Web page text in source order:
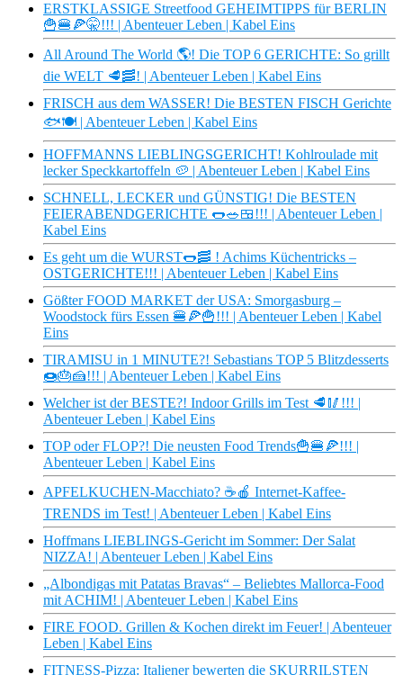
ERSTKLASSIGE Streetfood GEHEIMTIPPS für BERLIN
🍟​🍔​🍕​🤫​!!! | Abenteuer Leben | Kabel Eins
All Around The World 🌎​! Die TOP 6 GERICHTE: So grillt
die WELT 🥩​🥓​! | Abenteuer Leben | Kabel Eins
FRISCH aus dem WASSER! Die BESTEN FISCH Gerichte
🐟🍽 | Abenteuer Leben | Kabel Eins
HOFFMANNS LIEBLINGSGERICHT! Kohlroulade mit
lecker Speckkartoffeln 🥔 | Abenteuer Leben | Kabel Eins
SCHNELL, LECKER und GÜNSTIG! Die BESTEN
FEIERABENDGERICHTE 🌭🥗🍱!!! | Abenteuer Leben |
Kabel Eins
Es geht um die WURST🌭🥓 ! Achims Küchentricks –
OSTGERICHTE!!! | Abenteuer Leben | Kabel Eins
Gößter FOOD MARKET der USA: Smorgasburg –
Woodstock fürs Essen 🍔🍕🍟!!! | Abenteuer Leben | Kabel
Eins
TIRAMISU in 1 MINUTE?! Sebastians TOP 5 Blitzdesserts
🍩🎂🍰!!! | Abenteuer Leben | Kabel Eins
Welcher ist der BESTE?! Indoor Grills im Test 🥩🥢!!! |
Abenteuer Leben | Kabel Eins
TOP oder FLOP?! Die neusten Food Trends🍟🍔🍕!!! |
Abenteuer Leben | Kabel Eins
APFELKUCHEN-Macchiato? ☕🍎 Internet-Kaffee-
TRENDS im Test! | Abenteuer Leben | Kabel Eins
Hoffmans LIEBLINGS-Gericht im Sommer: Der Salat
NIZZA! | Abenteuer Leben | Kabel Eins
„Albondigas mit Patatas Bravas“ – Beliebtes Mallorca-Food
mit ACHIM! | Abenteuer Leben | Kabel Eins
FIRE FOOD. Grillen & Kochen direkt im Feuer! | Abenteuer
Leben | Kabel Eins
FITNESS-Pizza: Italiener bewerten die SKURRILSTEN